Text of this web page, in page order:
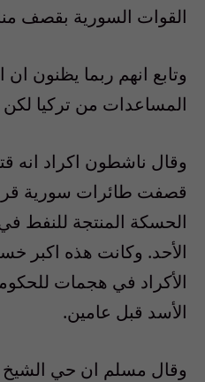
القوات السورية بقصف
وتابع انهم ربما يظنون ان
المساعدات من تركيا
قصفت طائرات سورية
الحسكة المنتجة للنفط
الأحد. وكانت هذه اكبر
الأكراد في هجمات
الأسد قبل عامين.
وقال مسلم ان حي